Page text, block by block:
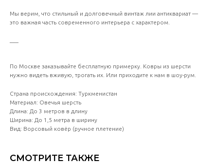
Мы верим, что стильный и долговечный винтаж лии антиквариат —
это важная часть современного интерьера с характером.
По Москве заказывайте бесплатную примерку. Ковры из шерсти
нужно видеть вживую, трогать их. Или приходите к нам в шоу-рум.
Страна происхождения: Туркменистан
Материал: Овечья шерсть
Длина: До 3 метров в длину
Ширина: До 1,5 метра в ширину
Вид: Ворсовый ковёр (ручное плетение)
СМОТРИТЕ ТАКЖЕ